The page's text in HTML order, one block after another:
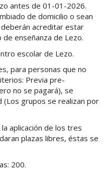
antes de 01-01-2026.
de domicilio o sean
acreditar estar
enseñanza de Lezo.
escolar de Lezo.
para personas que no
Previa pre-
no se pagará), se
grupos se realizan por
aplicación de los tres
plazas libres, éstas se
200.